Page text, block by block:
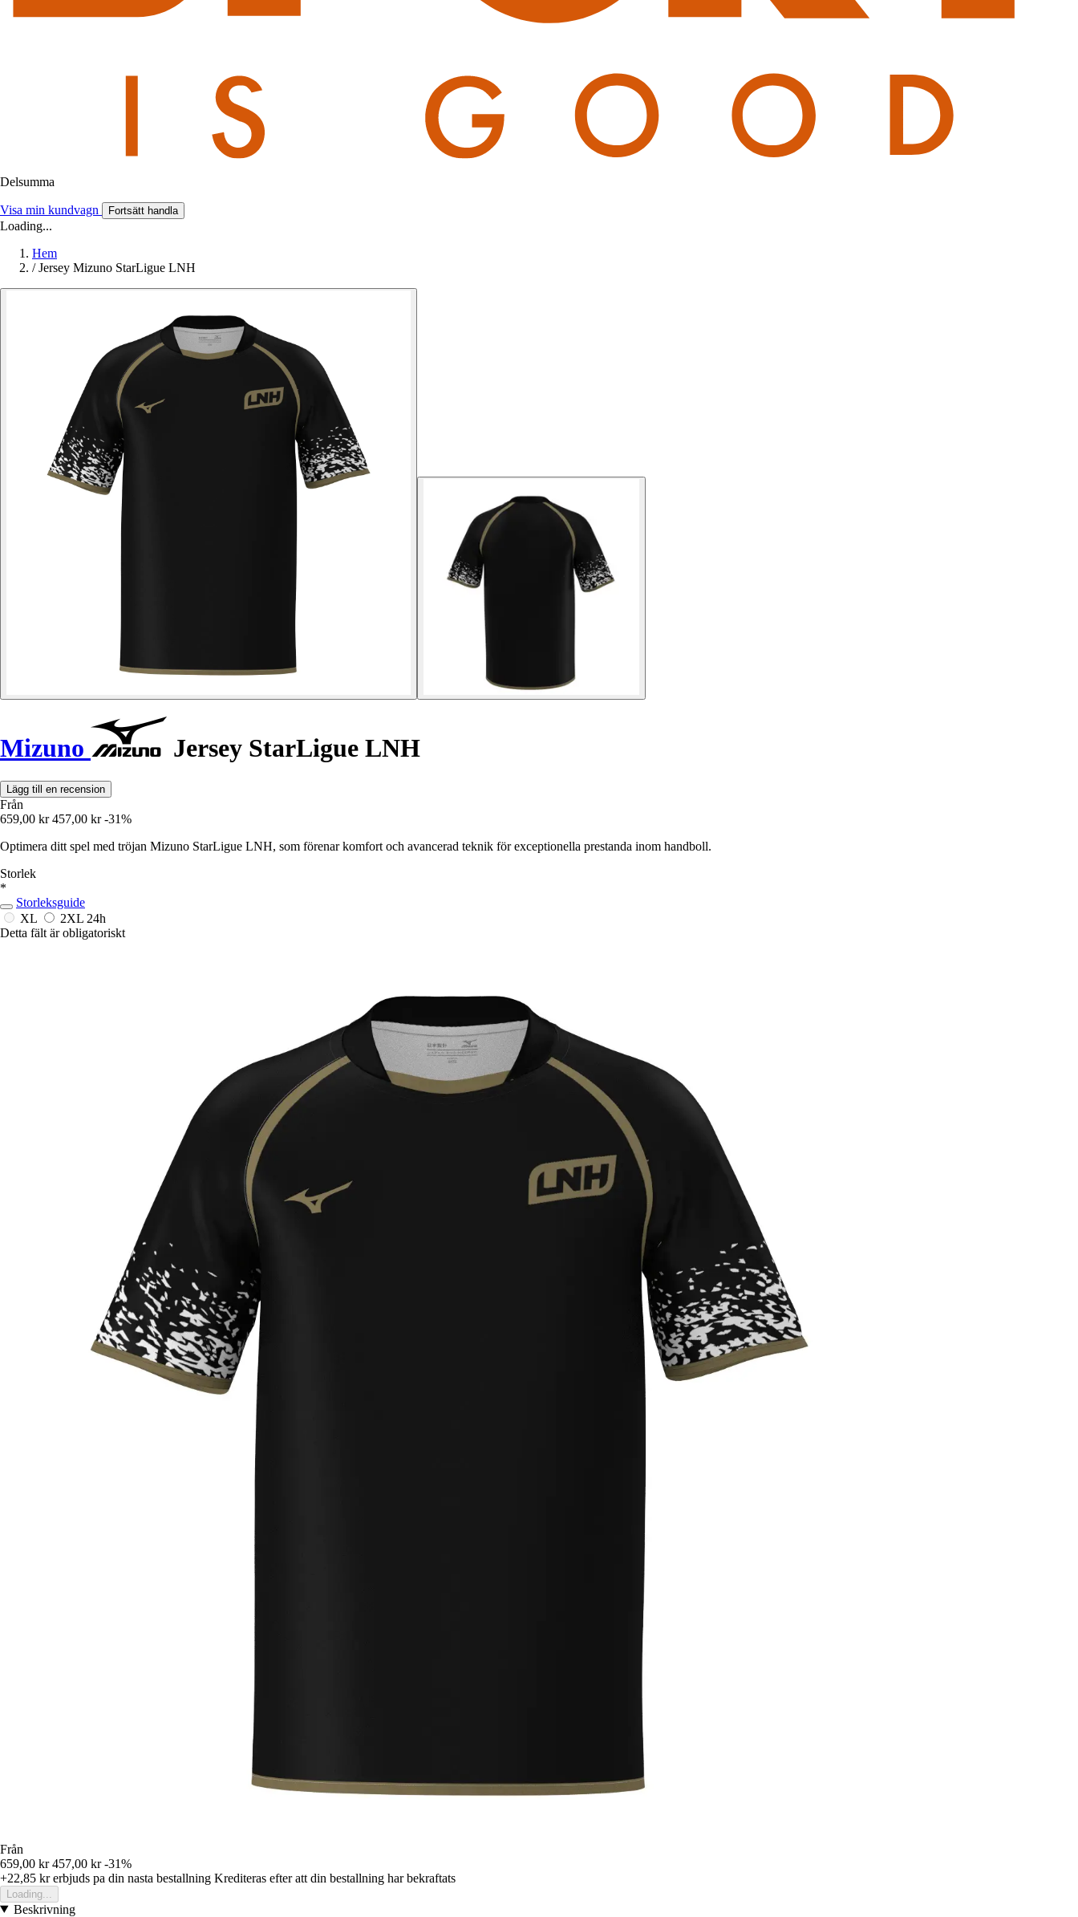
Delsumma
Visa min kundvagn Fortsätt handla
Loading...
Hem
/ Jersey Mizuno StarLigue LNH
Mizuno Jersey StarLigue LNH
Lägg till en recension
Från
659,00 kr 457,00 kr -31%
Optimera ditt spel med tröjan Mizuno StarLigue LNH, som förenar komfort och avancerad teknik för exceptionella prestanda inom handboll.
Storlek
*
Storleksguide
XL
2XL 24h
Detta fält är obligatoriskt
Från
659,00 kr 457,00 kr -31%
+22,85 krerbjuds pa din nasta bestallning Krediteras efter att din bestallning har bekraftats
Loading...
Beskrivning